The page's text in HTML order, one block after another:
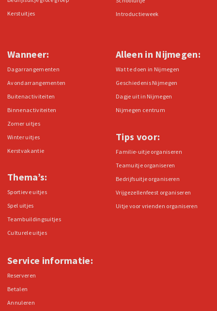
Kerstuitjes
Introductieweek
Wanneer:
Dagarrangementen
Avondarrangementen
Buitenactiviteiten
Binnenactiviteiten
Zomer uitjes
Winter uitjes
Kerstvakantie
Thema’s:
Sportieve uitjes
Spel uitjes
Teambuildingsuitjes
Culturele uitjes
Alleen in Nijmegen:
Wat te doen in Nijmegen
Geschiedenis Nijmegen
Dagje uit in Nijmegen
Nijmegen centrum
Tips voor:
Familie-uitje organiseren
Teamuitje organiseren
Bedrijfsuitje organiseren
Vrijgezellenfeest organiseren
Uitje voor vrienden organiseren
Service informatie:
Reserveren
Betalen
Annuleren